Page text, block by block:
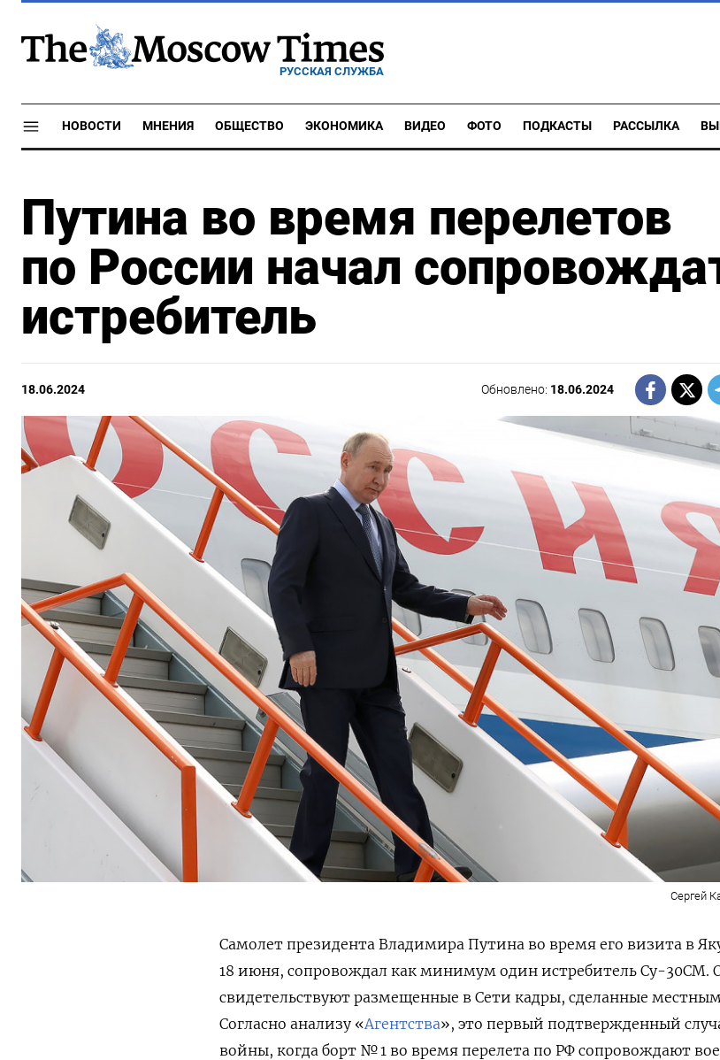
РУССКАЯ СЛУЖБА
НОВОСТИ МНЕНИЯ ОБЩЕСТВО ЭКОНОМИКА ВИДЕО ФОТО ПОДКАСТЫ РАССЫЛКА
Путина во время перелетов
по России начал
истребитель
18.06.2024 Обновлено: 18.06.2024
Сергей
Самолет президента Владимира Путина во время его визита в
18 июня, сопровождал как минимум один истребитель Су-30СМ.
свидетельствуют размещенные в Сети кадры, сделанные
Согласно анализу «Агентства», это первый подтвержденный
войны, когда борт № 1 во время перелета по РФ сопровождают